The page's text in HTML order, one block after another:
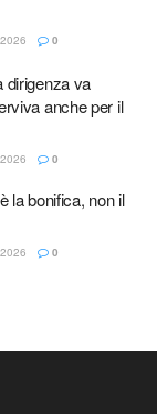
0
dirigenza va
anche per il
0
la bonifica, non il
0